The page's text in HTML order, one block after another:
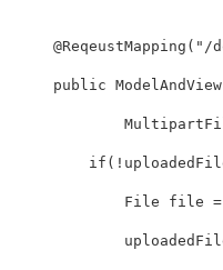
@ReqeustMapping ( "/
public ModelAndView
if ( !
File file =